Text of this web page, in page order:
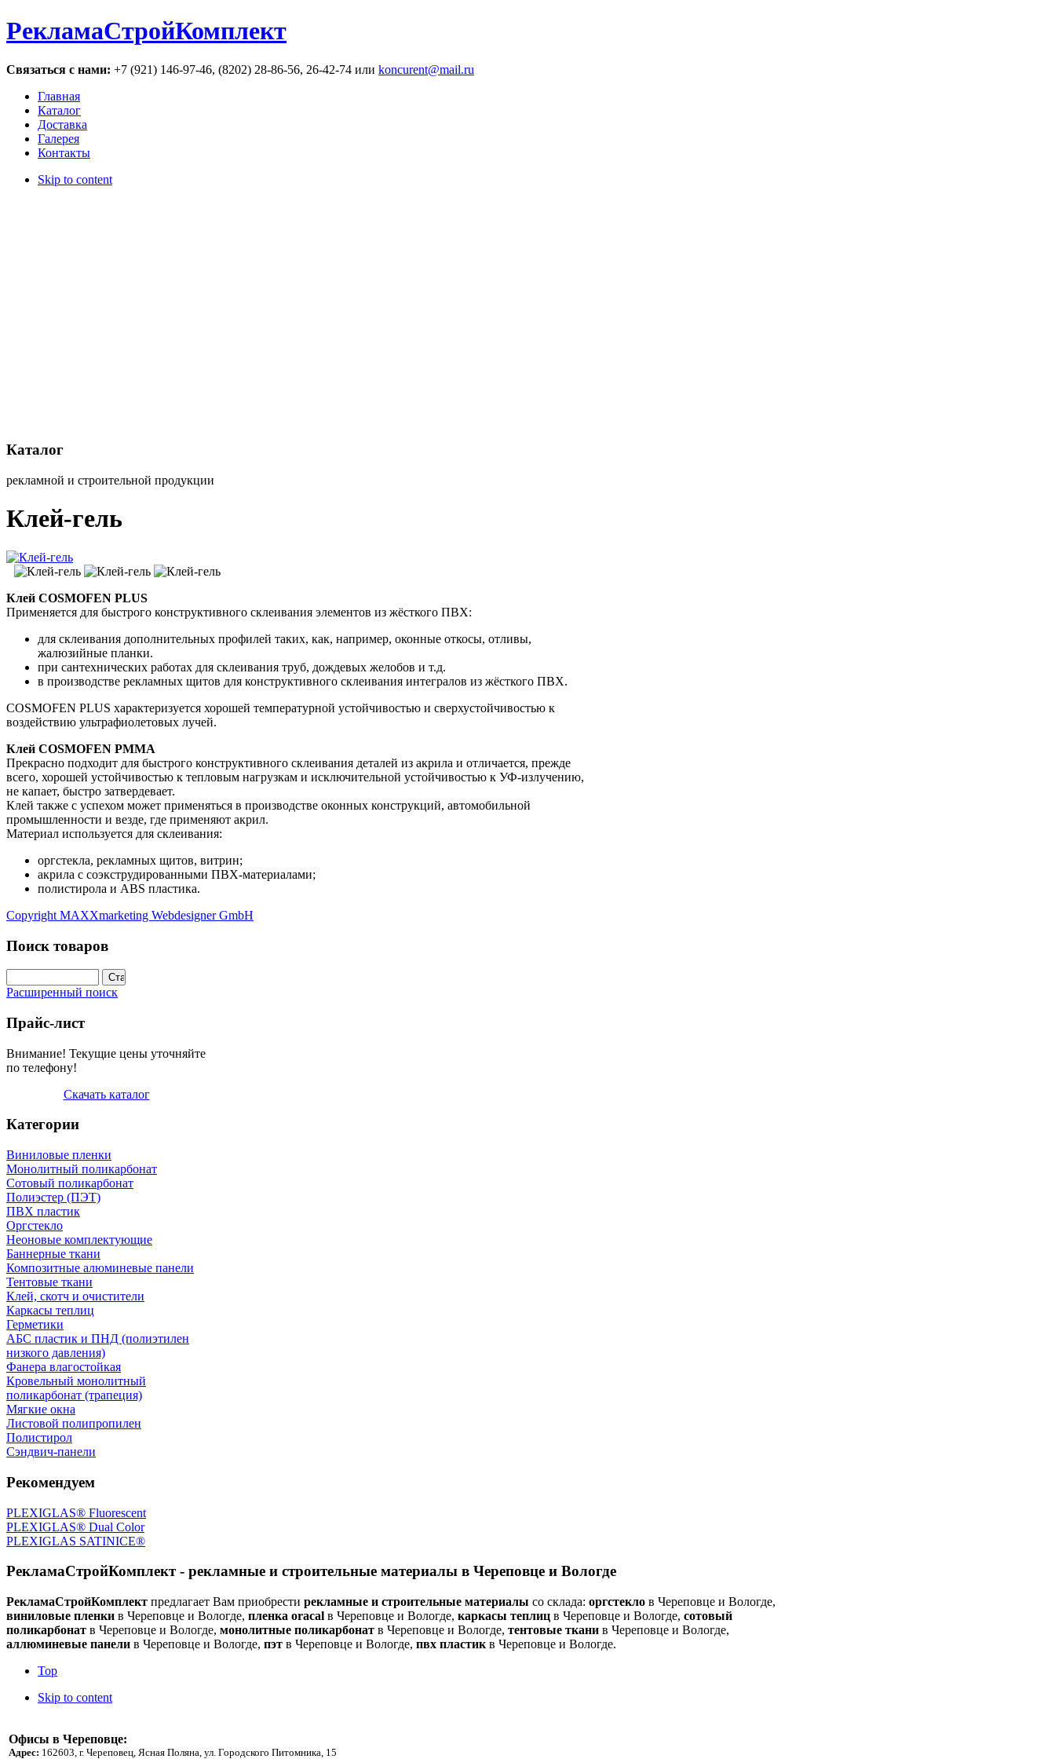
РекламаСтройКомплект
Связаться с нами: +7 (921) 146-97-46, (8202) 28-86-56, 26-42-74 или koncurent@mail.ru
Главная
Каталог
Доставка
Галерея
Контакты
Skip to content
Каталог
рекламной и строительной продукции
Клей-гель
Клей COSMOFEN PLUS
Применяется для быстрого конструктивного склеивания элементов из жёсткого ПВХ:
для склеивания дополнительных профилей таких, как, например, оконные откосы, отливы,
жалюзийные планки.
при сантехнических работах для склеивания труб, дождевых желобов и т.д.
в производстве рекламных щитов для конструктивного склеивания интегралов из жёсткого ПВХ.
COSMOFEN PLUS характеризуется хорошей температурной устойчивостью и сверхустойчивостью к
воздействию ультрафиолетовых лучей.
Клей COSMOFEN PMMA
Прекрасно подходит для быстрого конструктивного склеивания деталей из акрила и отличается, прежде
всего, хорошей устойчивостью к тепловым нагрузкам и исключительной устойчивостью к УФ-излучению,
не капает, быстро затвердевает.
Клей также с успехом может применяться в производстве оконных конструкций, автомобильной
промышленности и везде, где применяют акрил.
Материал используется для склеивания:
оргстекла, рекламных щитов, витрин;
акрила с соэкструдированными ПВХ-материалами;
полистирола и ABS пластика.
Copyright MAXXmarketing Webdesigner GmbH
Поиск товаров
Расширенный поиск
Прайс-лист
Внимание! Текущие цены уточняйте
по телефону!
Скачать каталог
Категории
Виниловые пленки
Монолитный поликарбонат
Сотовый поликарбонат
Полиэстер (ПЭТ)
ПВХ пластик
Оргстекло
Неоновые комплектующие
Баннерные ткани
Композитные алюминевые панели
Тентовые ткани
Клей, скотч и очистители
Каркасы теплиц
Герметики
АБС пластик и ПНД (полиэтилен
низкого давления)
Фанера влагостойкая
Кровельный монолитный
поликарбонат (трапеция)
Мягкие окна
Листовой полипропилен
Полистирол
Сэндвич-панели
Рекомендуем
PLEXIGLAS® Fluorescent
PLEXIGLAS® Dual Color
PLEXIGLAS SATINICE®
РекламаСтройКомплект - рекламные и строительные материалы в Череповце и Вологде
РекламаСтройКомплект предлагает Вам приобрести рекламные и строительные материалы со склада: оргстекло в Череповце и Вологде,
виниловые пленки в Череповце и Вологде, пленка oracal в Череповце и Вологде, каркасы теплиц в Череповце и Вологде, сотовый
поликарбонат в Череповце и Вологде, монолитные поликарбонат в Череповце и Вологде, тентовые ткани в Череповце и Вологде,
аллюминевые панели в Череповце и Вологде, пэт в Череповце и Вологде, пвх пластик в Череповце и Вологде.
Top
Skip to content
Офисы в Череповце:
Адрес: 162603, г. Череповец, Ясная Поляна, ул. Городского Питомника, 15